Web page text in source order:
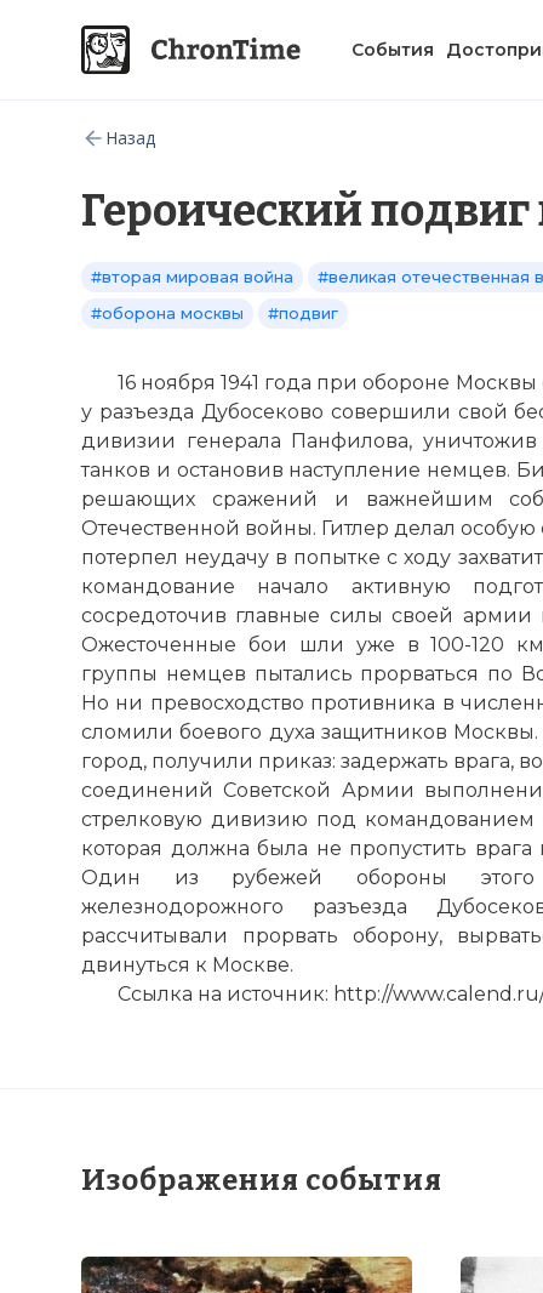
События
Назад
Героический
#вторая мировая война #великая отечественная
#оборона москвы
#подвиг
16 ноября 1941 года при обороне
у разъезда Дубосеково совершили свой
дивизии генерала Панфилова,
танков и остановив наступление немцев.
решающих сражений и важнейшим
Отечественной войны. Гитлер делал особую
потерпел неудачу в попытке с ходу
командование начало активную
сосредоточив главные силы своей армии
Ожесточенные бои шли уже в 100-120
группы немцев пытались прорваться по
Но ни превосходство противника в
сломили боевого духа защитников
город, получили приказ: задержать врага,
соединений Советской Армии
стрелковую дивизию под командованием
которая должна была не пропустить
Один из рубежей обороны этого
железнодорожного разъезда
рассчитывали прорвать оборону,
двинуться к Москве.
Ссылка на источник: http://
Изображения события